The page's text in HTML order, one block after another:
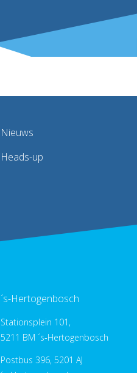
Nieuws
Heads-up
´s-Hertogenbosch
Stationsplein 101,
5211 BM ´s-Hertogenbosch
Postbus 396, 5201 AJ